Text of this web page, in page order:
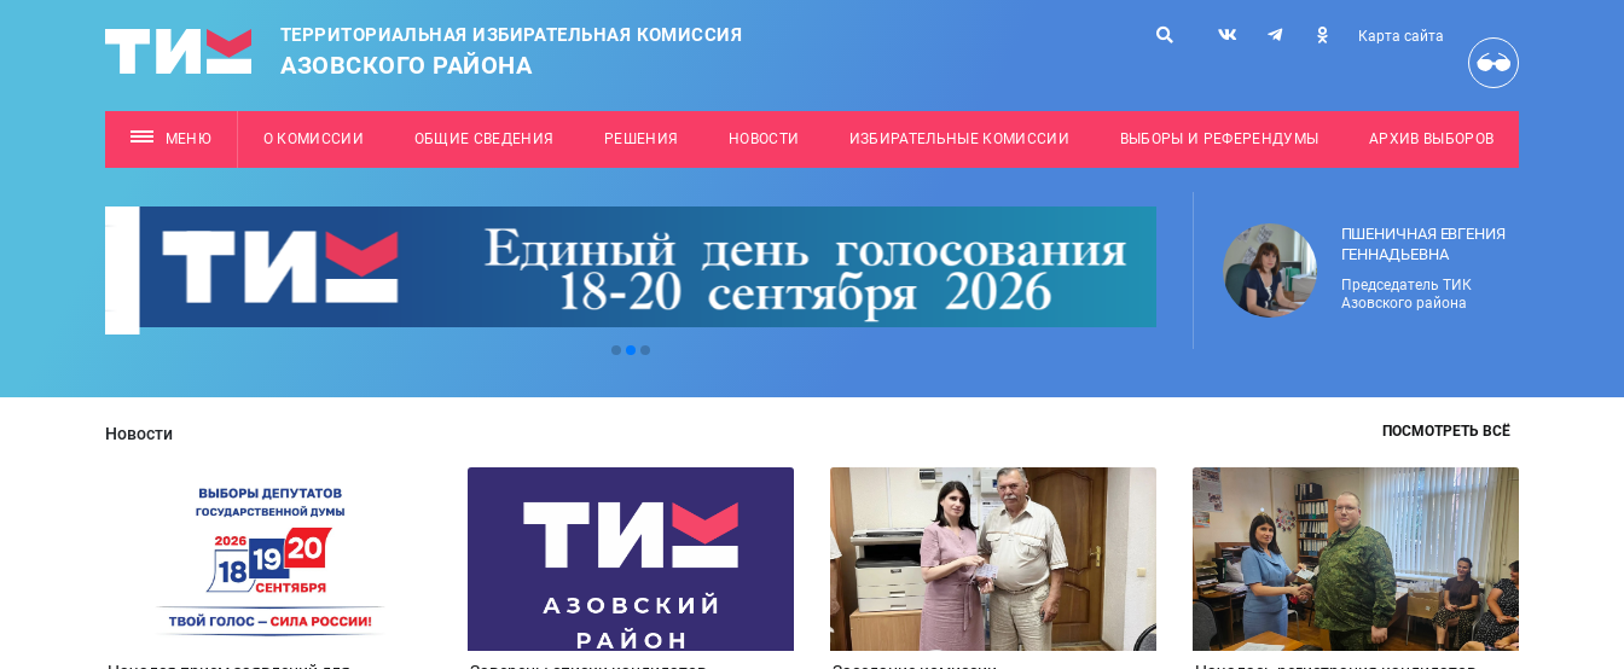
ТЕРРИТОРИАЛЬНАЯ ИЗБИРАТЕЛЬНАЯ КОМИССИЯ
АЗОВСКОГО РАЙОНА
Карта сайта
МЕНЮ О КОМИССИИ ОБЩИЕ СВЕДЕНИЯ РЕШЕНИЯ НОВОСТИ ИЗБИРАТЕЛЬНЫЕ КОМИССИИ ВЫБОРЫ И РЕФЕРЕНДУМЫ АРХИВ ВЫБОРОВ
ПШЕНИЧНАЯ ЕВГЕНИЯ
ГЕННАДЬЕВНА
Председатель ТИК
Азовского района
Новости ПОСМОТРЕТЬ ВСЁ